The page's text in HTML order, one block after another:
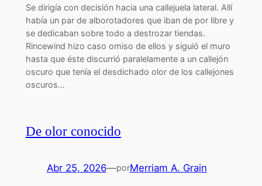
Se dirigía con decisión hacia una callejuela lateral. Allí
había un par de alborotadores que iban de por libre y
se dedicaban sobre todo a destrozar tiendas.
Rincewind hizo caso omiso de ellos y siguió el muro
hasta que éste discurrió paralelamente a un callejón
oscuro que tenía el desdichado olor de los callejones
oscuros…
De olor conocido
Abr 25, 2026—porMerriam A. Grain